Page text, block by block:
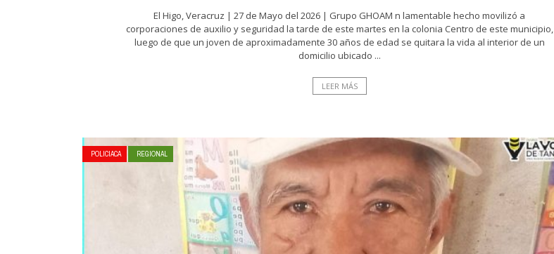
El Higo, Veracruz | 27 de Mayo del 2026 | Grupo GHOAM n lamentable hecho movilizó a
corporaciones de auxilio y seguridad la tarde de este martes en la colonia Centro de este municipio,
luego de que un joven de aproximadamente 30 años de edad se quitara la vida al interior de un
domicilio ubicado ...
LEER MÁS
POLICIACA REGIONAL